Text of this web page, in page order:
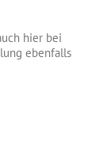
hier bei
ebenfalls